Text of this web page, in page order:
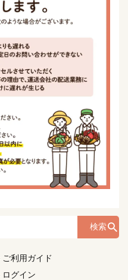
検索
ご利用ガイド
ログイン